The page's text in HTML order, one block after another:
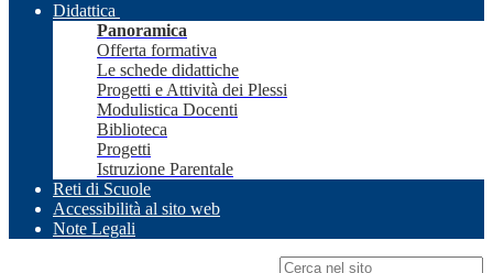
Didattica
Panoramica
Offerta formativa
Le schede didattiche
Progetti e Attività dei Plessi
Modulistica Docenti
Biblioteca
Progetti
Istruzione Parentale
Reti di Scuole
Accessibilità al sito web
Note Legali